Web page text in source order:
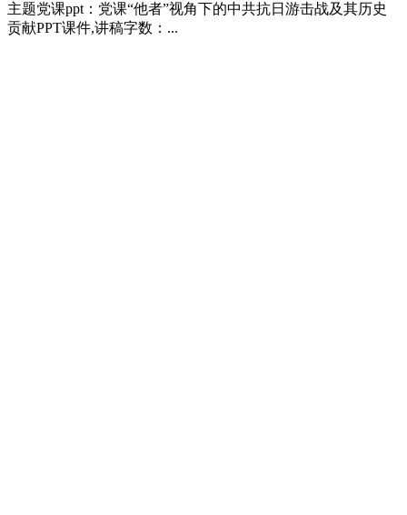
主题党课ppt：党课“他者”视角下的中共抗日游击战及其历史
贡献PPT课件,讲稿字数：...